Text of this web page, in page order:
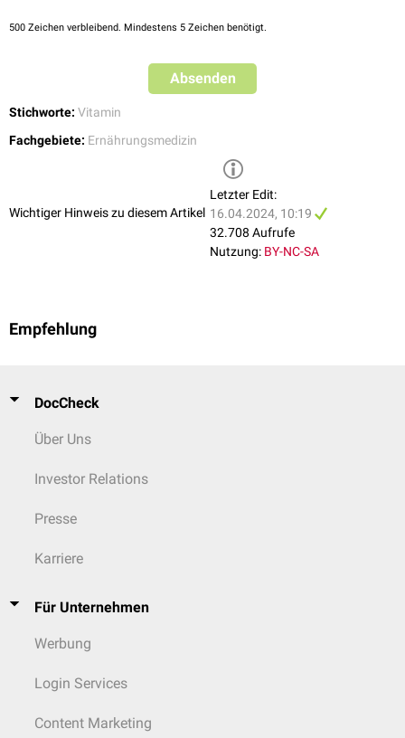
500 Zeichen verbleibend. Mindestens 5 Zeichen benötigt.
Absenden
Stichworte: Vitamin
Fachgebiete: Ernährungsmedizin
Wichtiger Hinweis zu diesem Artikel
Letzter Edit:
16.04.2024, 10:19
32.708 Aufrufe
Nutzung: BY-NC-SA
Empfehlung
DocCheck
Über Uns
Investor Relations
Presse
Karriere
Für Unternehmen
Werbung
Login Services
Content Marketing